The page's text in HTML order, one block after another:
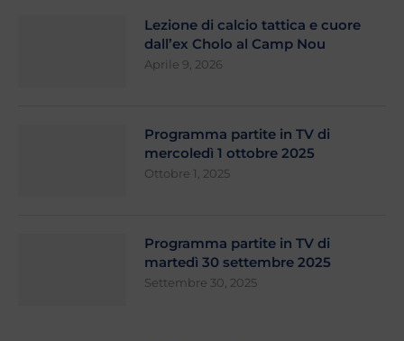
Lezione di calcio tattica e cuore
dall’ex Cholo al Camp Nou
Aprile 9, 2026
Programma partite in TV di
mercoledì 1 ottobre 2025
Ottobre 1, 2025
Programma partite in TV di
martedì 30 settembre 2025
Settembre 30, 2025